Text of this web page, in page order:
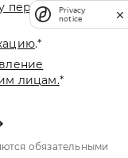
персональных
.*
лицам.*
обязательными
Privacy
notice